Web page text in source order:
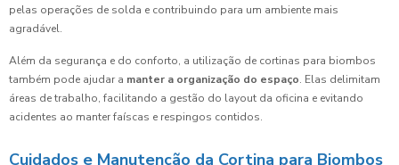
pelas operações de solda e contribuindo para um ambiente mais
agradável.
Além da segurança e do conforto, a utilização de cortinas para biombos
também pode ajudar a manter a organização do espaço. Elas delimitam
áreas de trabalho, facilitando a gestão do layout da oficina e evitando
acidentes ao manter faíscas e respingos contidos.
Cuidados e Manutenção da Cortina para Biombos